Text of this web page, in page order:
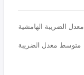
معدل الضريبة الهامشية
متوسط معدل الضريبة